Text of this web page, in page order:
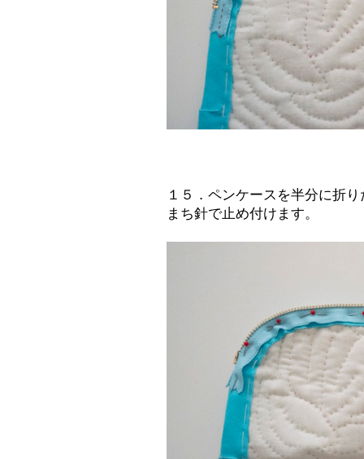
１５．ペンケースを半分に折
まち針で止め付けます。